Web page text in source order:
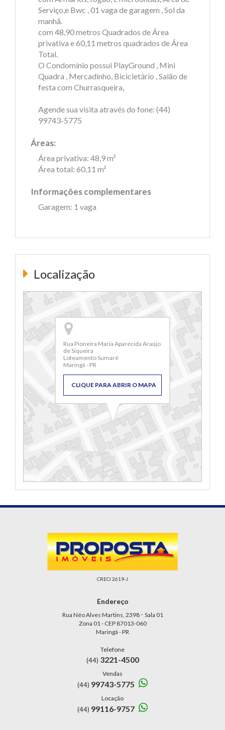
Serviço,e Bwc , 01 vaga de garagem , Sol da
manhã.
com 48,90 metros Quadrados de Área
privativa e 60,11 metros quadrados de Área
Total.
O Condomínio possui PlayGround , Mini
Quadra , Mercadinho, Bicicletário , Salão de
festa com Churrasqueira,
Agende sua visita através do fone: (44)
99743-5775
Áreas:
Área privativa: 48,9 m²
Área total: 60,11 m²
Informações complementares
Garagem: 1 vaga
Localização
Rua Pioneira Maria Aparecida Araújo
de Siqueira
Loteamento Sumaré
Maringá - PR
CLIQUE PARA ABRIR O MAPA
CRECI 2619-J
Endereço
Rua Néo Alves Martins, 2398 - Sala 01
Zona 01 - CEP 87013-060
Maringá - PR
Telefone
(44) 3221-4500
Vendas
(44) 99743-5775
Locação
(44) 99116-9757